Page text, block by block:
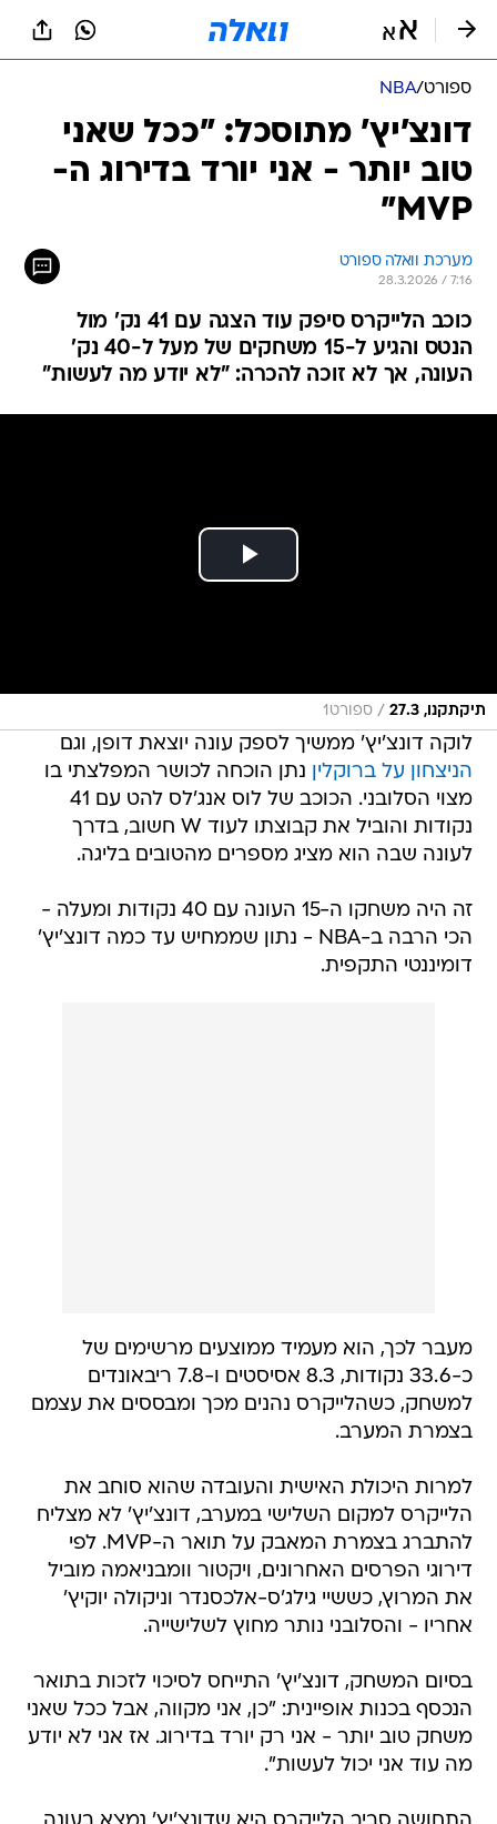
ספורט/
NBA
דונצ'יץ' מתוסכל: "ככל שאני
טוב יותר - אני יורד בדירוג ה-
MVP"
מערכת וואלה ספורט
28.3.2026 / 7:16
כוכב הלייקרס סיפק עוד הצגה עם 41 נק' מול
הנטס והגיע ל-15 משחקים של מעל ל-40 נק'
העונה, אך לא זוכה להכרה: "לא יודע מה לעשות"
תיקתקנו, 27.3 / ספורט1
לוקה דונצ'יץ' ממשיך לספק עונה יוצאת דופן, וגם
הניצחון על ברוקלין נתן הוכחה לכושר המפלצתי בו
מצוי הסלובני. הכוכב של לוס אנג'לס להט עם 41
נקודות והוביל את קבוצתו לעוד W חשוב, בדרך
לעונה שבה הוא מציג מספרים מהטובים בליגה.
זה היה משחקו ה-15 העונה עם 40 נקודות ומעלה -
הכי הרבה ב-NBA - נתון שממחיש עד כמה דונצ'יץ'
דומיננטי התקפית.
מעבר לכך, הוא מעמיד ממוצעים מרשימים של
כ-33.6 נקודות, 8.3 אסיסטים ו-7.8 ריבאונדים
למשחק, כשהלייקרס נהנים מכך ומבססים את עצמם
בצמרת המערב.
למרות היכולת האישית והעובדה שהוא סוחב את
הלייקרס למקום השלישי במערב, דונצ'יץ' לא מצליח
להתברג בצמרת המאבק על תואר ה-MVP. לפי
דירוגי הפרסים האחרונים, ויקטור וומבניאמה מוביל
את המרוץ, כששיי גילג'ס-אלכסנדר וניקולה יוקיץ'
אחריו - והסלובני נותר מחוץ לשלישייה.
בסיום המשחק, דונצ'יץ' התייחס לסיכוי לזכות בתואר
הנכסף בכנות אופיינית: "כן, אני מקווה, אבל ככל שאני
משחק טוב יותר - אני רק יורד בדירוג. אז אני לא יודע
מה עוד אני יכול לעשות".